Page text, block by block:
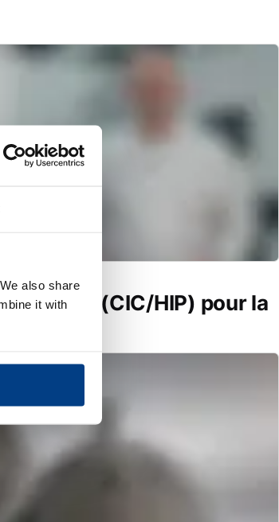
also share
it with
à chaud (CIC/HIP) pour la